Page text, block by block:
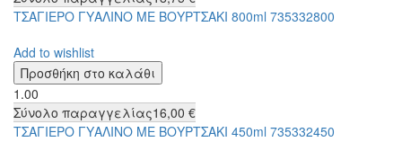
ΤΣΑΓΙΕΡΟ ΓΥΑΛΙΝΟ ΜΕ ΒΟΥΡΤΣΑΚΙ 800ml 735332800
Add to wishlist
1.00
Σύνολο παραγγελίας16,00 €
ΤΣΑΓΙΕΡΟ ΓΥΑΛΙΝΟ ΜΕ ΒΟΥΡΤΣΑΚΙ 450ml 735332450